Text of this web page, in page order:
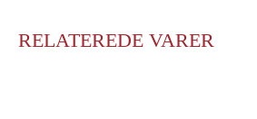
RELATEREDE VARER